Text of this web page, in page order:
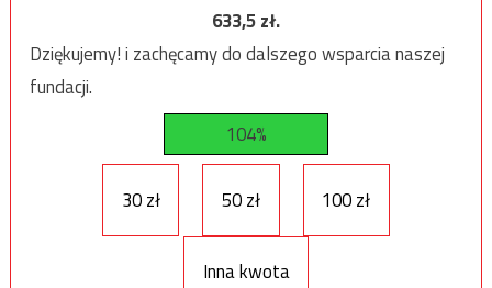
633,5zł.
Dziękujemy! i zachęcamy do dalszego wsparcia naszej
fundacji.
104%
30 zł 50 zł 100 zł
Inna kwota